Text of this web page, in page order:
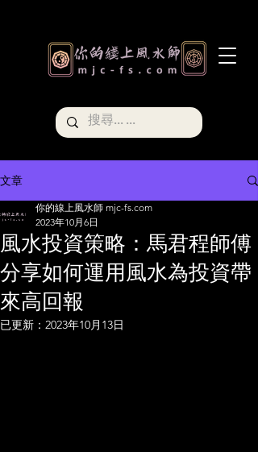
文章
風水投資策略：馬君程師傅
分享如何運用風水為投資帶
來高回報
你的線上風水師 mjc-fs.com
2023年10月6日
已更新： 2023年10月13日